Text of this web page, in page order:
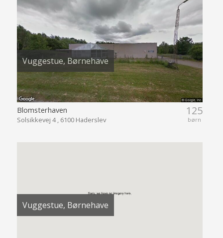
Vuggestue, Børnehave
125
børn
Blomsterhaven
Solsikkevej 4 , 6100 Haderslev
Vuggestue, Børnehave